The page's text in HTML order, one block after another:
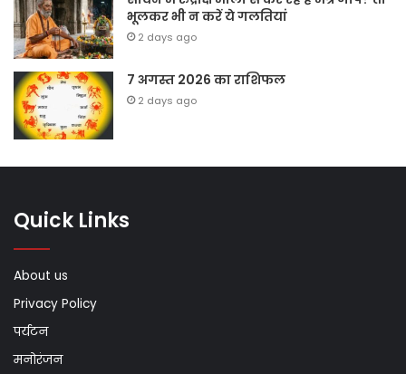
भूलकर भी न करें ये गलतियां
2 days ago
7 अगस्त 2026 का राशिफल
2 days ago
Quick Links
About us
Privacy Policy
पर्यटन
मनोरंजन